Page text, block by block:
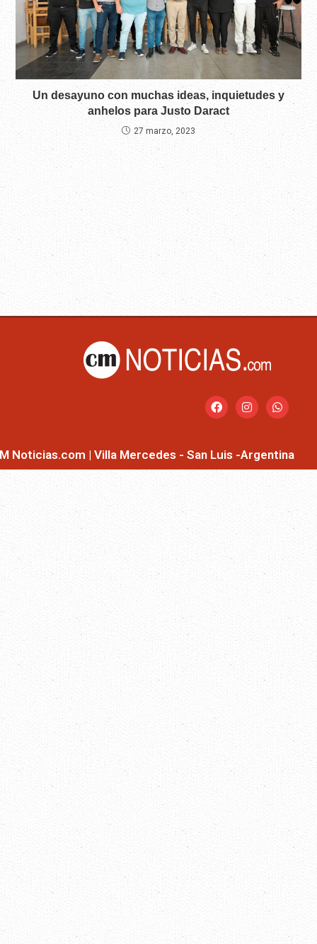
Un desayuno con muchas ideas, inquietudes y
anhelos para Justo Daract
27 marzo, 2023
Noticias.com | Villa Mercedes - San Luis -Argentina